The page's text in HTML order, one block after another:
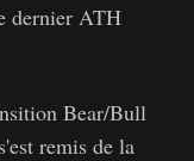
dernier ATH
Bear/Bull
remis de la